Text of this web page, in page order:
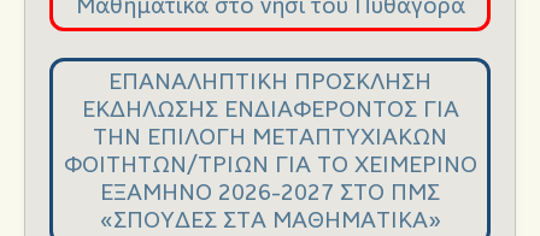
Ανακοινώσεις
Μαθηματικά στο νησί του Πυθαγόρα
ΕΠΑΝΑΛΗΠΤΙΚΗ ΠΡΟΣΚΛΗΣΗ
ΕΚΔΗΛΩΣΗΣ ΕΝΔΙΑΦΕΡΟΝΤΟΣ ΓΙΑ
ΤΗΝ ΕΠΙΛΟΓΗ ΜΕΤΑΠΤΥΧΙΑΚΩΝ
ΦΟΙΤΗΤΩΝ/ΤΡΙΩΝ ΓΙΑ ΤΟ ΧΕΙΜΕΡΙΝΟ
ΕΞΑΜΗΝΟ 2026-2027 ΣΤΟ ΠΜΣ
«ΣΠΟΥΔΕΣ ΣΤΑ ΜΑΘΗΜΑΤΙΚΑ»